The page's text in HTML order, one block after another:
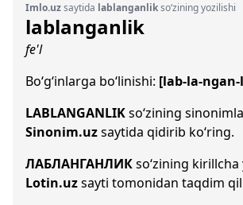
Imlo.uzsaytida lablanganlikso‘zining yozilishi
lablanganlik
fe'l
Bo‘g‘inlarga bo‘linishi: [lab-la-
LABLANGANLIKso‘zining
Sinonim.uzsaytida qidirib ko‘ring.
ЛАБЛАНГАНЛИКso‘zining
Lotin.uzsayti tomonidan taqdim